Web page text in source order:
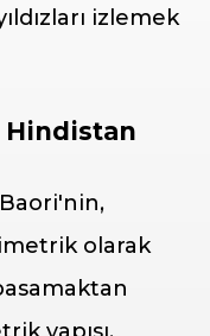
izlemek
Hindistan